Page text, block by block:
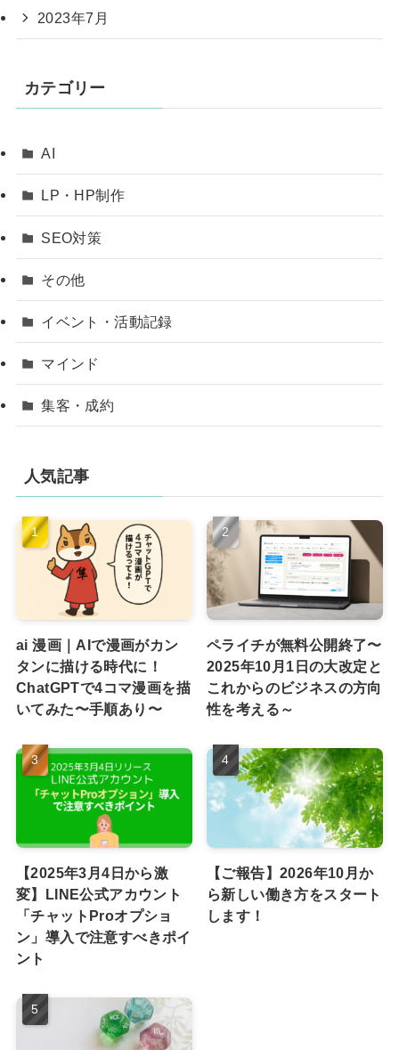
2023年7月
カテゴリー
AI
LP・HP制作
SEO対策
その他
イベント・活動記録
マインド
集客・成約
人気記事
ai 漫画｜AIで漫画がカン
タンに描ける時代に！
ChatGPTで4コマ漫画を描
いてみた〜手順あり〜
ペライチが無料公開終了〜
2025年10月1日の大改定と
これからのビジネスの方向
性を考える～
【2025年3月4日から激
変】LINE公式アカウント
「チャットProオプショ
ン」導入で注意すべきポイ
ント
【ご報告】2026年10月か
ら新しい働き方をスタート
します！